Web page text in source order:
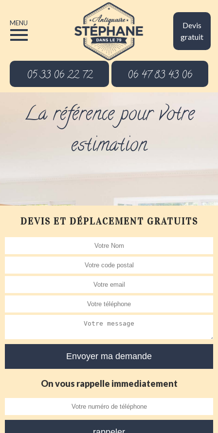
Devis
gratuit
MENU
05 33 06 22 72 06 47 83 43 06
La référence pour votre
estimation
DEVIS ET DÉPLACEMENT GRATUITS
On vous rappelle immediatement